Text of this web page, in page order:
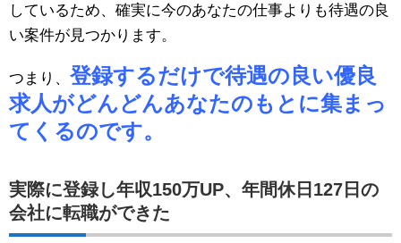
しているため、確実に今のあなたの仕事よりも待遇の良
い案件が見つかります。
つまり、 登録するだけで待遇の良い優良
求人がどんどんあなたのもとに集まっ
てくるのです。
実際に登録し年収150万UP、年間休日127日の
会社に転職ができた